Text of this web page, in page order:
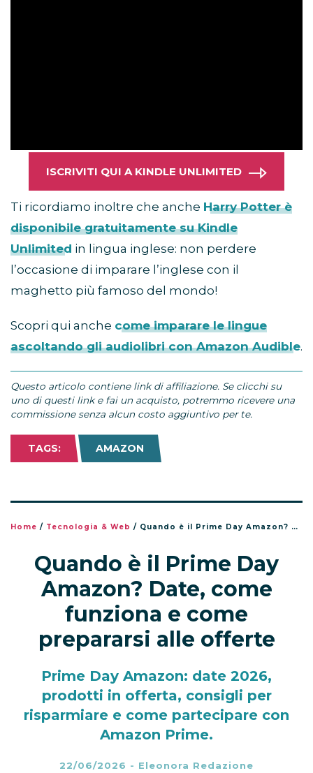
ISCRIVITI QUI A KINDLE UNLIMITED
Ti ricordiamo inoltre che anche Harry Potter è
disponibile gratuitamente su Kindle
Unlimited in lingua inglese: non perdere
l’occasione di imparare l’inglese con il
maghetto più famoso del mondo!
Scopri qui anche come imparare le lingue
ascoltando gli audiolibri con Amazon Audible.
Questo articolo contiene link di affiliazione. Se clicchi su
uno di questi link e fai un acquisto, potremmo ricevere una
commissione senza alcun costo aggiuntivo per te.
TAGS: AMAZON
Home / Tecnologia & Web / Quando è il Prime Day Amazon? Date, come funziona e come prepararsi alle offerte
Quando è il Prime Day
Amazon? Date, come
funziona e come
prepararsi alle offerte
Prime Day Amazon: date 2026,
prodotti in offerta, consigli per
risparmiare e come partecipare con
Amazon Prime.
22/06/2026 - Eleonora Redazione